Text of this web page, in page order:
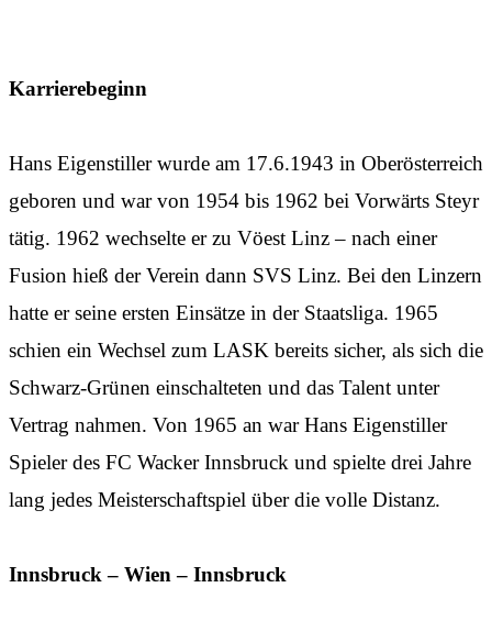
Karrierebeginn
Hans Eigenstiller wurde am 17.6.1943 in Oberösterreich
geboren und war von 1954 bis 1962 bei Vorwärts Steyr
tätig. 1962 wechselte er zu Vöest Linz – nach einer
Fusion hieß der Verein dann SVS Linz. Bei den Linzern
hatte er seine ersten Einsätze in der Staatsliga. 1965
schien ein Wechsel zum LASK bereits sicher, als sich die
Schwarz-Grünen einschalteten und das Talent unter
Vertrag nahmen. Von 1965 an war Hans Eigenstiller
Spieler des FC Wacker Innsbruck und spielte drei Jahre
lang jedes Meisterschaftspiel über die volle Distanz.
Innsbruck – Wien – Innsbruck